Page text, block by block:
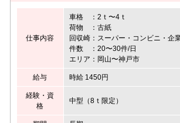
仕事内容
車格 ：2ｔ〜4ｔ
荷物 ：古紙
回収崎：スーパー・コンビニ・企
件数 ：20〜30件/日
エリア：岡山〜神戸市
給与 時給 1450円
経験・資
格
中型（8ｔ限定）